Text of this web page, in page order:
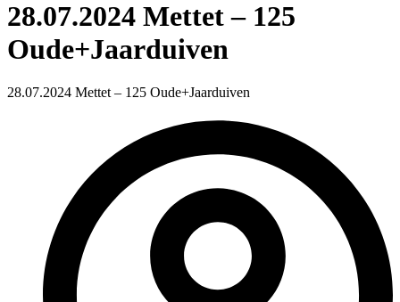
28.07.2024 Mettet – 125
Oude+Jaarduiven
28.07.2024 Mettet – 125 Oude+Jaarduiven